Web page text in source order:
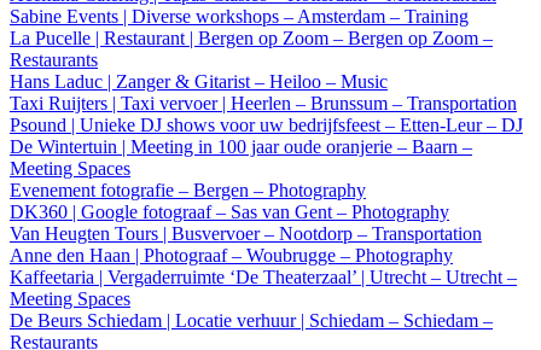
Sabine Events | Diverse workshops – Amsterdam – Training
La Pucelle | Restaurant | Bergen op Zoom – Bergen op Zoom –
Restaurants
Hans Laduc | Zanger & Gitarist – Heiloo – Music
Taxi Ruijters | Taxi vervoer | Heerlen – Brunssum – Transportation
Psound | Unieke DJ shows voor uw bedrijfsfeest – Etten-Leur – DJ
De Wintertuin | Meeting in 100 jaar oude oranjerie – Baarn –
Meeting Spaces
Evenement fotografie – Bergen – Photography
DK360 | Google fotograaf – Sas van Gent – Photography
Van Heugten Tours | Busvervoer – Nootdorp – Transportation
Anne den Haan | Photograaf – Woubrugge – Photography
Kaffeetaria | Vergaderruimte ‘De Theaterzaal’ | Utrecht – Utrecht –
Meeting Spaces
De Beurs Schiedam | Locatie verhuur | Schiedam – Schiedam –
Restaurants